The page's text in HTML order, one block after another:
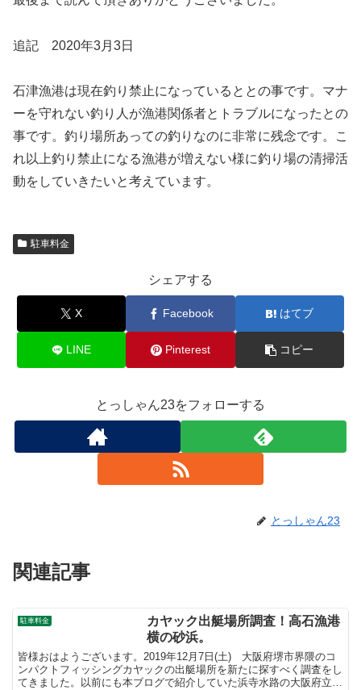
追記 2020年3月3日
石津漁港は現在釣り禁止になっているととの事です。マナ
ーを守れない釣り人が漁港関係者とトラブルになったとの
事です。釣り場所あっての釣りなのに非常に残念です。こ
れ以上釣り禁止になる漁港が増えない様に釣り場の清掃活
動をしていきたいと考えています。
駐車料金
シェアする
X Facebook はてブ
LINE Pinterest コピー
とっしゃん23をフォローする
とっしゃん23
関連記事
駐車料金
カヤック出艇場所調査！高石漁港
横の砂浜。
皆様おはようございます。2019年12月7日(土) 大阪府堺市界隈のコ
ンパクトフィッシングカヤックの出艇場所を新たに探すべく調査をし
てきました。以前にも本ブログで紹介していた浜寺水路の大阪府立漕